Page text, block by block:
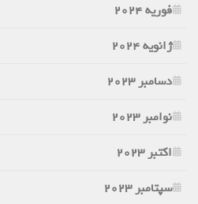
فوریه 2024
ژانویه 2024
دسامبر 2023
نوامبر 2023
اکتبر 2023
سپتامبر 2023